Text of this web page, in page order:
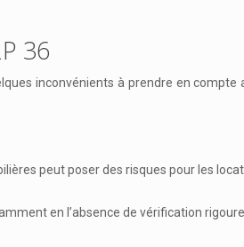
36
inconvénients à prendre en
peut poser des risques pour les
en l’absence de vérification